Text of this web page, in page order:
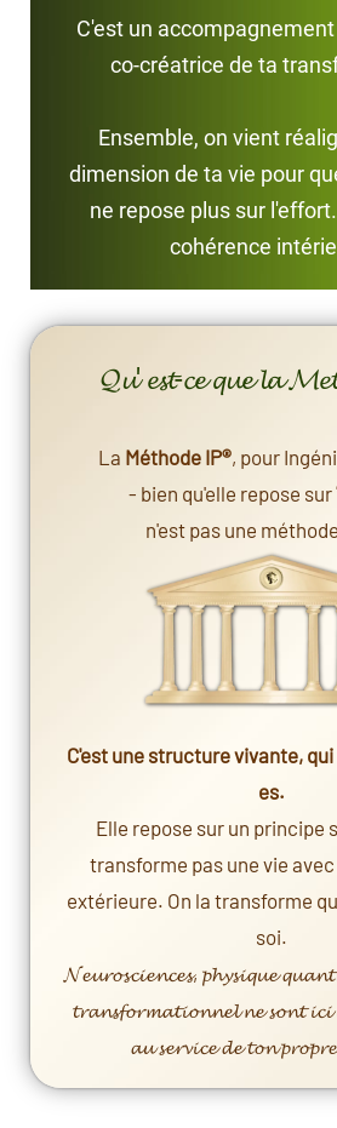
C'est un
co-créatrice de ta
Ensemble, on vient
dimension de ta vie pour
ne repose plus sur
cohérence
𝓠𝓾' 𝓮𝓼𝓽-𝓬𝓮 𝓺𝓾𝓮 𝓵𝓪
La Méthode IP®, pour
- bien qu'elle repose sur
n'est pas une
C'est une structure vivante,
es.
Elle repose sur un principe
transforme pas une vie
extérieure. On la transforme
soi.
𝓝𝓮𝓾𝓻𝓸𝓼𝓬𝓲𝓮𝓷𝓬𝓮𝓼, 𝓹𝓱𝔂𝓼𝓲𝓺𝓾𝓮
𝓽𝓻𝓪𝓷𝓼𝓯𝓸𝓻𝓶𝓪𝓽𝓲𝓸𝓷𝓷𝓮𝓵 𝓷𝓮 𝓼𝓸𝓷𝓽
𝓪𝓾 𝓼𝓮𝓻𝓿𝓲𝓬𝓮 𝓭𝓮 𝓽𝓸𝓷